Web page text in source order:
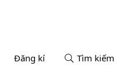
Đăng kí Tìm kiếm